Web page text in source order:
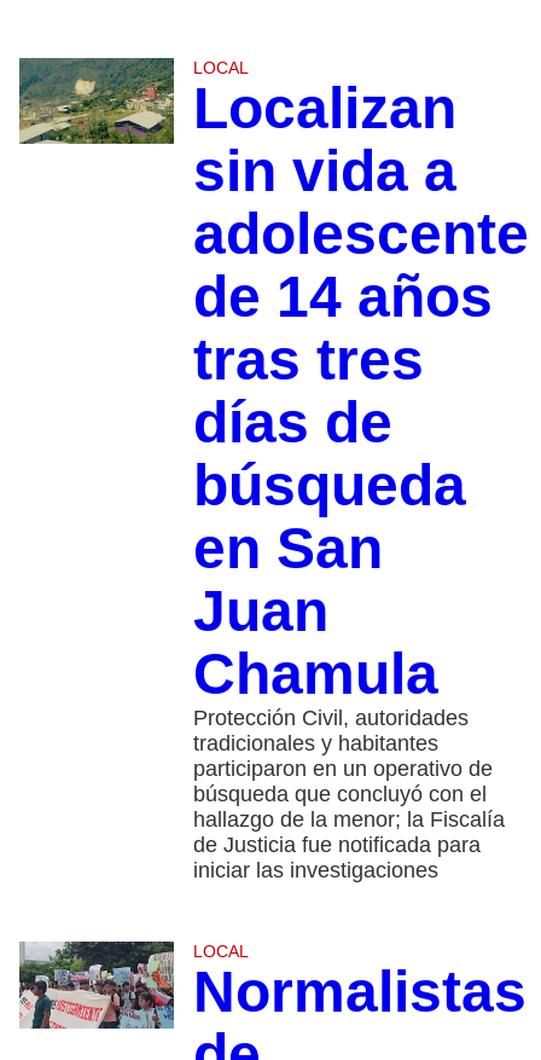
LOCAL
Localizan
sin vida a
adolescente
de 14 años
tras tres
días de
búsqueda
en San
Juan
Chamula
Protección Civil, autoridades
tradicionales y habitantes
participaron en un operativo de
búsqueda que concluyó con el
hallazgo de la menor; la Fiscalía
de Justicia fue notificada para
iniciar las investigaciones
LOCAL
Normalistas